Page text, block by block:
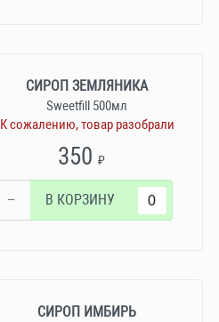
СИРОП ЗЕМЛЯНИКА
Sweetfill 500мл
К сожалению, товар разобрали
350₽
− В КОРЗИНУ
СИРОП ИМБИРЬ